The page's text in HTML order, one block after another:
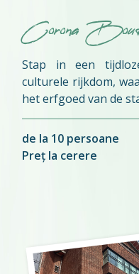
Corona
Stap in een
culturele rijkdom,
het erfgoed van de
de la 10 persoane
Preț la cerere